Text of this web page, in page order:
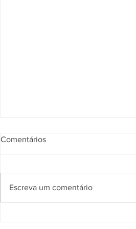
Comentários
Escreva um comentário